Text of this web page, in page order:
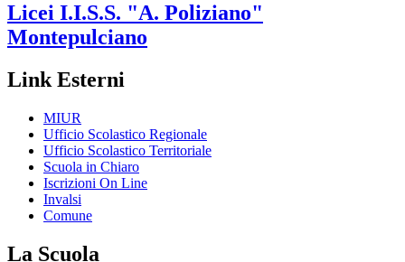
Licei I.I.S.S. "A. Poliziano"
Montepulciano
Link Esterni
MIUR
Ufficio Scolastico Regionale
Ufficio Scolastico Territoriale
Scuola in Chiaro
Iscrizioni On Line
Invalsi
Comune
La Scuola